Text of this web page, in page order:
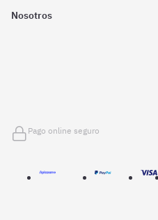
Nosotros
Pago online seguro